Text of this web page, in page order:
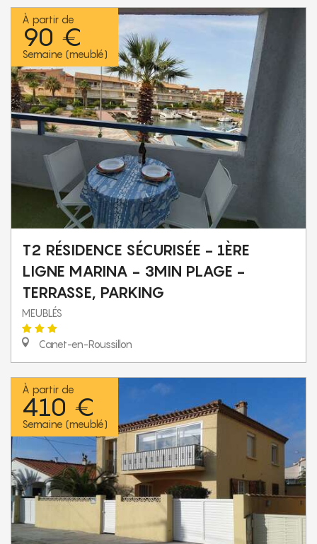
À partir de
90 €
Semaine (meublé)
T2 RÉSIDENCE SÉCURISÉE - 1ÈRE
LIGNE MARINA - 3MIN PLAGE -
TERRASSE, PARKING
MEUBLÉS
Canet-en-Roussillon
À partir de
410 €
Semaine (meublé)